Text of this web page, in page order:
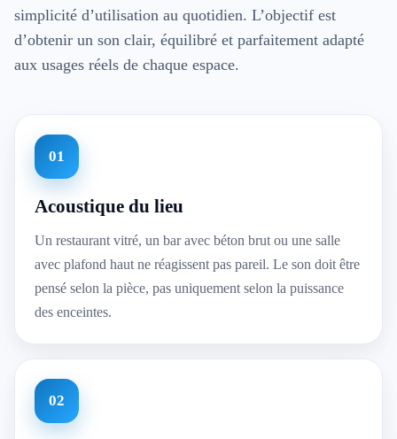
simplicité d’utilisation au quotidien. L’objectif est
d’obtenir un son clair, équilibré et parfaitement adapté
aux usages réels de chaque espace.
01
Acoustique du lieu
Un restaurant vitré, un bar avec béton brut ou une salle
avec plafond haut ne réagissent pas pareil. Le son doit être
pensé selon la pièce, pas uniquement selon la puissance
des enceintes.
02